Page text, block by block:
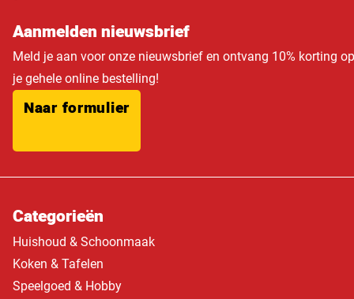
Aanmelden nieuwsbrief
Meld je aan voor onze nieuwsbrief en ontvang 10% korting op
je gehele online bestelling!
Naar formulier
Categorieën
Huishoud & Schoonmaak
Koken & Tafelen
Speelgoed & Hobby